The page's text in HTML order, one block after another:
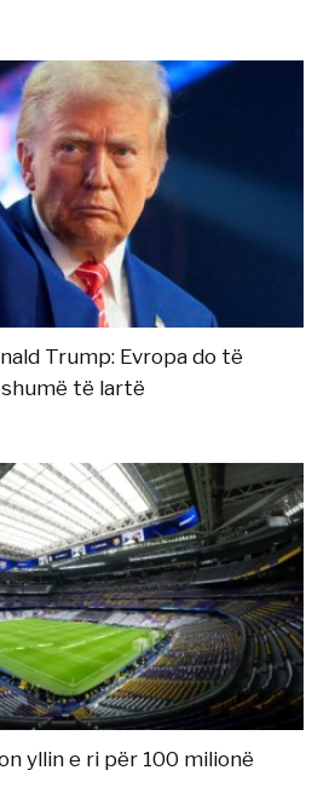
Trump: Evropa do të
të lartë
yllin e ri për 100 milionë